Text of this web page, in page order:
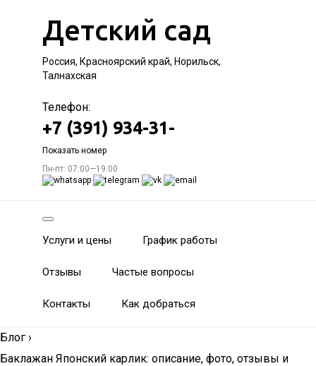
Детский сад
Россия, Красноярский край, Норильск,
Талнахская
Телефон:
+7 (391) 934-31-
Показать номер
Пн-пт: 07:00—19:00
Услуги и цены График работы
Отзывы Частые вопросы
Контакты Как добраться
Блог ›
Баклажан Японский карлик: описание, фото, отзывы и